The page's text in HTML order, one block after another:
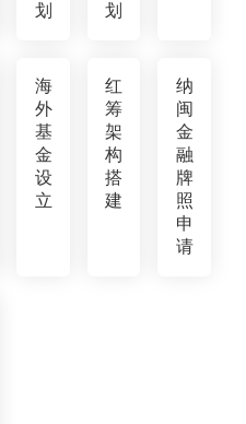
划
划
海
外
基
金
设
立
红
筹
架
构
搭
建
纳
闽
金
融
牌
照
申
请